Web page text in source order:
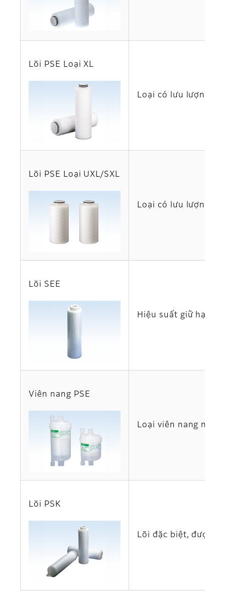
Lõi PSE Loại XL
Loại có lưu lượng
Lõi PSE Loại UXL/SXL
Loại có lưu lượng
Lõi SEE
Hiệu suất giữ hạt
Viên nang PSE
Loại viên nang nhỏ
Lõi PSK
Lõi đặc biệt, được